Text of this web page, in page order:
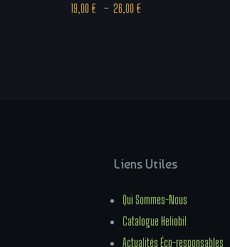
19,00 € – 26,00 €
Liens Utiles
Qui Sommes-Nous
Catalogue Heliobil
Actualités Éco-responsables